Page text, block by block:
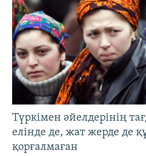
Түркімен әйелдерінің
елінде де, жат жерде де
қорғалмаған